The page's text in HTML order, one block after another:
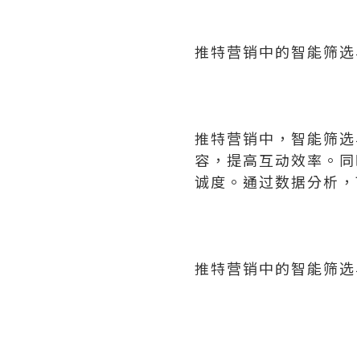
推特营销中的智能筛
推特营销中，智能筛
容，提高互动效率。
诚度。通过数据分析
推特营销中的智能筛